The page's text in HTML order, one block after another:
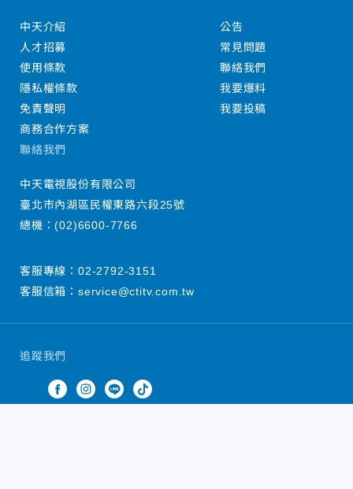
追蹤我們
中天介紹
人才招募
使用條款
隱私權條款
免責聲明
商務合作方案
公告
常見問題
聯絡我們
我要爆料
我要投稿
聯絡我們
中天電視股份有限公司
臺北市內湖區民權東路六段25號
總機：(02)6600-7766
客服專線： 02-2792-3151
客服信箱： service@ctitv.com.tw